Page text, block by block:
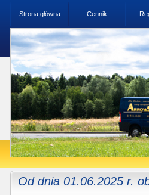
Strona główna Cennik
Od dnia 01.06.2025 r.